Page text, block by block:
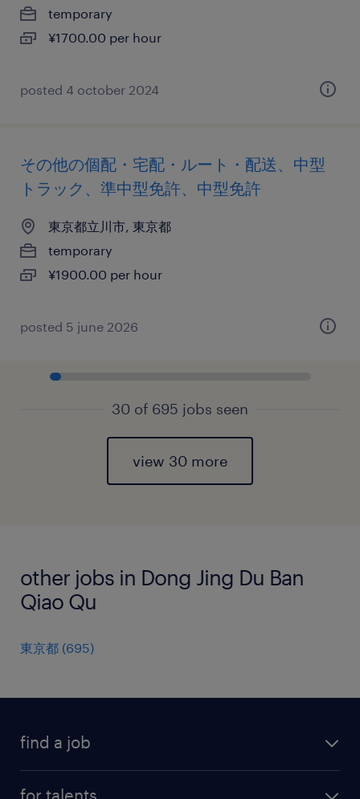
temporary
¥1700.00 per hour
posted 4 october 2024
その他の個配・宅配・ルート・配送、中型
トラック、準中型免許、中型免許
東京都立川市, 東京都
temporary
¥1900.00 per hour
posted 5 june 2026
30 of 695 jobs seen
view 30 more
other jobs in Dong Jing Du Ban
Qiao Qu
東京都 (695)
find a job
for talents